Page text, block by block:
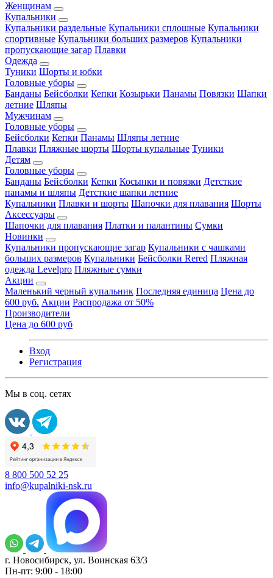
Женщинам
Купальники
Купальники раздельные Купальники сплошные Купальники
спортивные Купальники больших размеров Купальники
пропускающие загар Плавки
Одежда
Туники Шорты и юбки
Головные уборы
Банданы Бейсболки Кепки Козырьки Панамы Повязки Шапки
летние Шляпы
Мужчинам
Головные уборы
Бейсболки Кепки Панамы Шляпы летние
Плавки Пляжные шорты Шорты купальные Туники
Детям
Головные уборы
Банданы Бейсболки Кепки Косынки и повязки Детсткие
панамы и шляпы Детсткие шапки летние
Купальники Плавки и шорты Шапочки для плавания Шорты
Аксессуары
Шапочки для плавания Платки и палантины Сумки
Новинки
Купальники пропускающие загар Купальники с чашками
больших размеров Купальники Бейсболки Rered Пляжная
одежда Levelpro Пляжные сумки
Акции
Маленький черный купальник Последняя единица Цена до
600 руб. Акции Распродажа от 50%
Производители
Цена до 600 руб
Вход
Регистрация
Мы в соц. сетях
8 800 500 52 25
info@kupalniki-nsk.ru
г. Новосибирск, ул. Воинская 63/3
Пн-пт: 9:00 - 18:00